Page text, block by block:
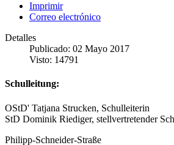
Imprimir
Correo electrónico
Detalles
Publicado: 02 Mayo 2017
Visto: 14791
Schulleitung:
OStD' Tatjana Strucken, Schulleiterin
StD Dominik Riediger, stellvertretender
Philipp-Schneider-Straße